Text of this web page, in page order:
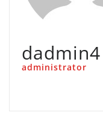
dadmin4
administrator